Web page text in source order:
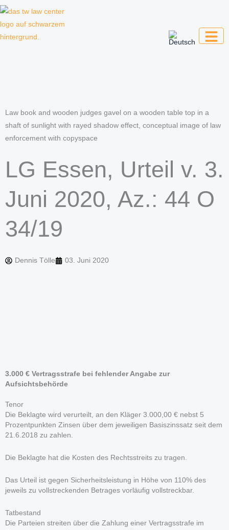
Zum
Law book and wooden judges gavel on a wooden table top in a
shaft of sunlight with rayed shadow effect, conceptual image of law
enforcement with copyspace
LG Essen, Urteil v. 3.
Juni 2020, Az.: 44 O
34/19
Dennis Tölle 03. Juni 2020
3.000 € Vertragsstrafe bei fehlender Angabe zur
Aufsichtsbehörde
Tenor
Die Beklagte wird verurteilt, an den Kläger 3.000,00 € nebst 5
Prozentpunkten Zinsen über dem jeweiligen Basiszinssatz seit dem
21.6.2018 zu zahlen.
Die Beklagte hat die Kosten des Rechtsstreits zu tragen.
Das Urteil ist gegen Sicherheitsleistung in Höhe von 110% des
jeweils zu vollstreckenden Betrages vorläufig vollstreckbar.
Tatbestand
Die Parteien streiten über die Zahlung einer Vertragsstrafe im